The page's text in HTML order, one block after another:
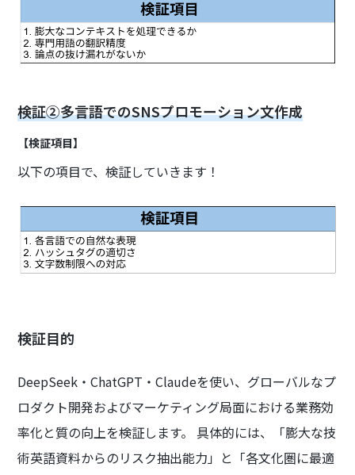
検証②多言語でのSNSプロモーション文作成
【検証項目】
以下の項目で、検証していきます！
検証目的
DeepSeek・ChatGPT・Claudeを使い、グローバルなプ
ロダクト開発およびマーケティング局面における業務効
率化と質の向上を検証します。 具体的には、「膨大な技
術英語資料からのリスク抽出能力」と「各文化圏に最適